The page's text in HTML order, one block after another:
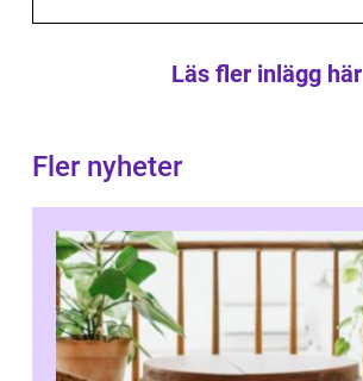
Läs fler inlägg här
Fler nyheter